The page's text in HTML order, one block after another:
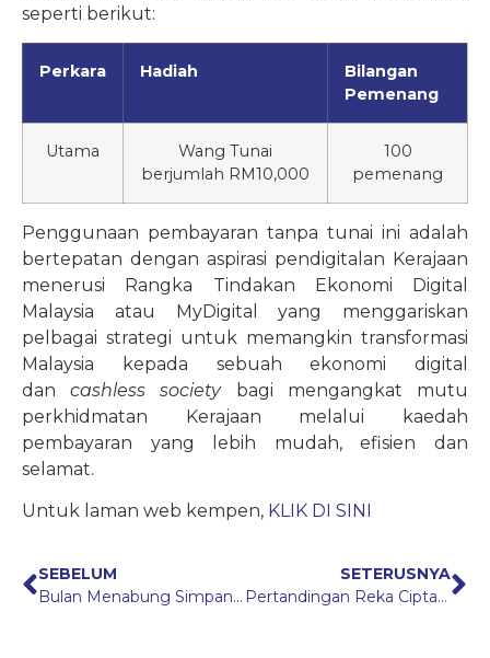
seperti berikut:
Perkara Hadiah
Bilangan
Pemenang
Utama
Wang Tunai
berjumlah RM10,000
100
pemenang
Penggunaan pembayaran tanpa tunai ini adalah
bertepatan dengan aspirasi pendigitalan Kerajaan
menerusi Rangka Tindakan Ekonomi Digital
Malaysia atau MyDigital yang menggariskan
pelbagai strategi untuk memangkin transformasi
Malaysia kepada sebuah ekonomi digital
dancashless societybagi mengangkat mutu
perkhidmatan Kerajaan melalui kaedah
pembayaran yang lebih mudah, efisien dan
selamat.
Untuk laman web kempen, KLIK DI SINI
SEBELUM
Bulan Menabung Simpan SSPN 2021 (BMS 2021)
SETERUSNYA
Pertandingan Reka Cipta Logo Sambutan Jubli Perak 25 Tahun PTPTN